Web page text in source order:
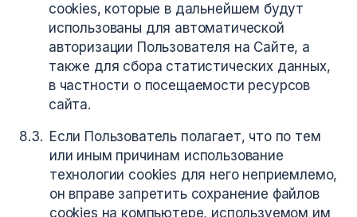
cookies, которые в дальнейшем будут
использованы для автоматической
авторизации Пользователя на Сайте, а
также для сбора статистических данных,
в частности о посещаемости ресурсов
сайта.
Если Пользователь полагает, что по тем
или иным причинам использование
технологии cookies для него неприемлемо,
он вправе запретить сохранение файлов
cookies на компьютере, используемом им